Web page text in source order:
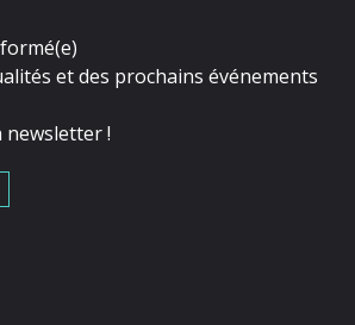
et des prochains événements
newsletter !